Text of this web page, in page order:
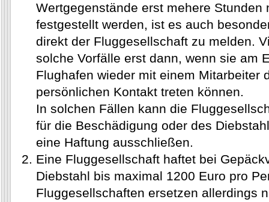
Wertgegenstände erst mehere Stunden
festgestellt werden, ist es auch
direkt der Fluggesellschaft zu melden.
solche Vorfälle erst dann, wenn sie am
Flughafen wieder mit einem Mitarbeiter
persönlichen Kontakt treten können.
In solchen Fällen kann die
für die Beschädigung oder des
eine Haftung ausschließen.
Eine Fluggesellschaft haftet bei
Diebstahl bis maximal 1200 Euro pro
Fluggesellschaften ersetzen allerdings